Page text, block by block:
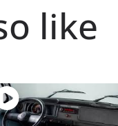
like